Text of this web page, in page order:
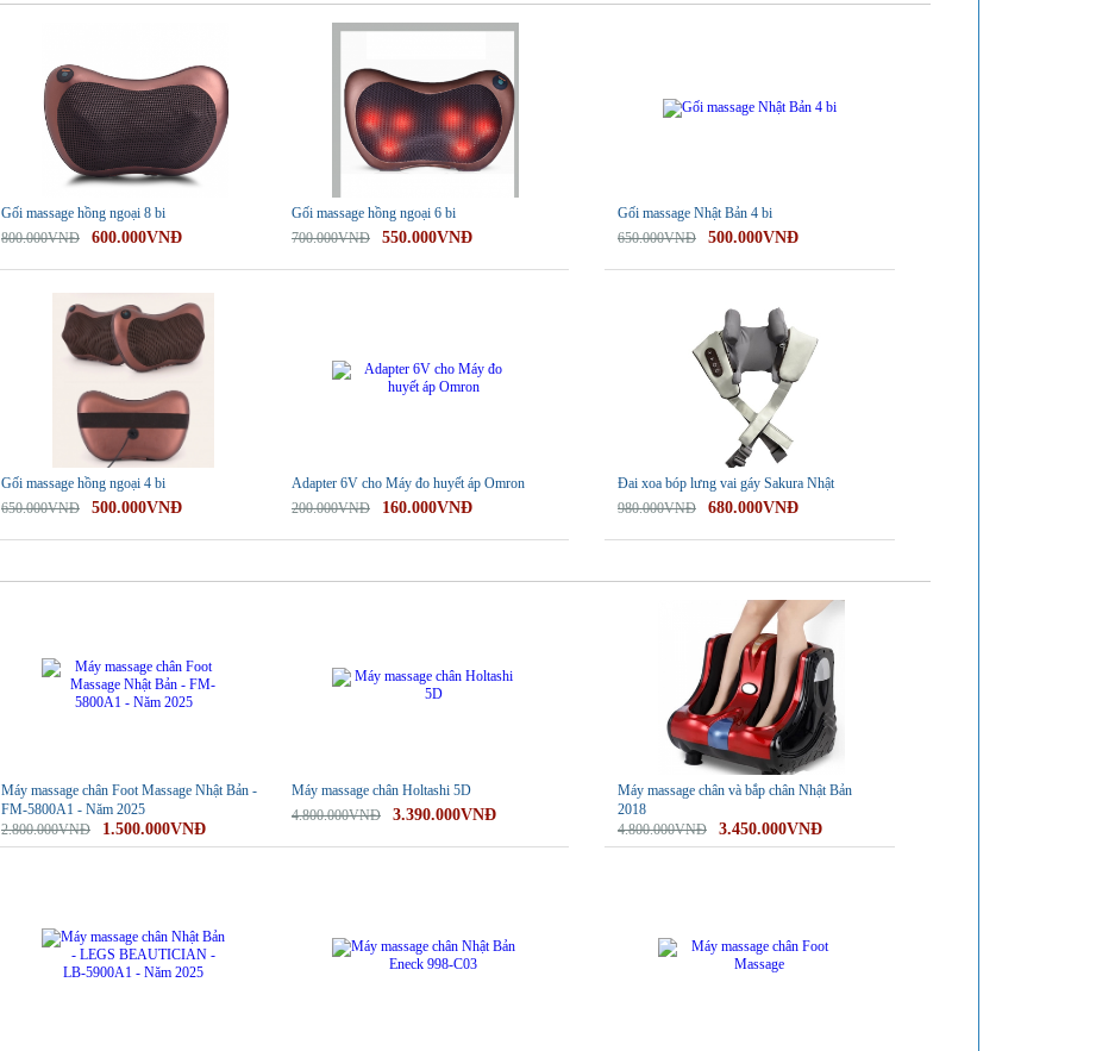
Gối massage hồng ngoại 8 bi
800.000VNĐ
600.000VNĐ
Gối massage hồng ngoại 6 bi
700.000VNĐ
550.000VNĐ
Gối massage Nhật Bản 4 bi
650.000VNĐ
500.000VNĐ
Gối massage hồng ngoại 4 bi
650.000VNĐ
500.000VNĐ
Adapter 6V cho Máy đo huyết áp Omron
200.000VNĐ
160.000VNĐ
Đai xoa bóp lưng vai gáy Sakura Nhật
980.000VNĐ
680.000VNĐ
Máy massage chân Foot Massage Nhật Bản -
FM-5800A1 - Năm 2025
2.800.000VNĐ
1.500.000VNĐ
Máy massage chân Holtashi 5D
4.800.000VNĐ
3.390.000VNĐ
Máy massage chân và bắp chân Nhật Bản
2018
4.800.000VNĐ
3.450.000VNĐ